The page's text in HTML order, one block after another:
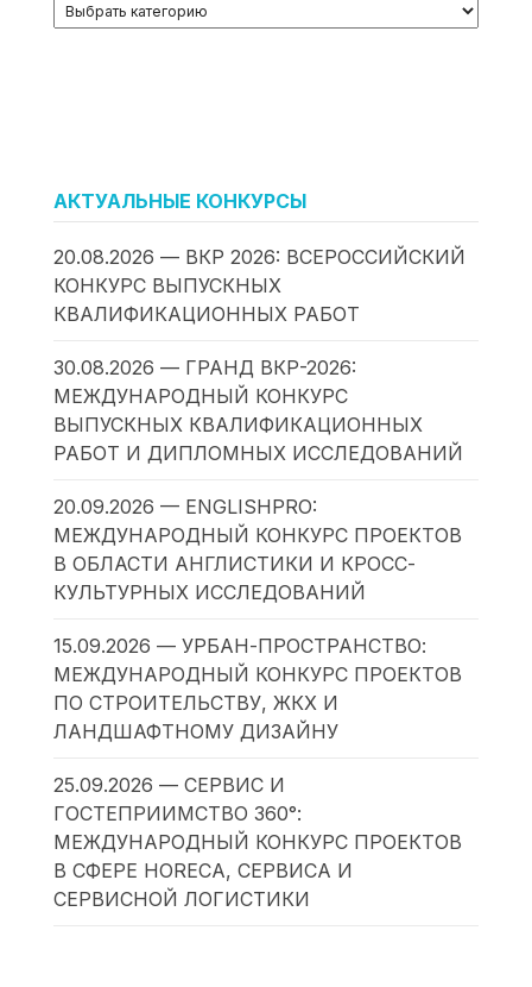
АКТУАЛЬНЫЕ КОНКУРСЫ
20.08.2026 — ВКР 2026: ВСЕРОССИЙСКИЙ
КОНКУРС ВЫПУСКНЫХ
КВАЛИФИКАЦИОННЫХ РАБОТ
30.08.2026 — ГРАНД ВКР-2026:
МЕЖДУНАРОДНЫЙ КОНКУРС
ВЫПУСКНЫХ КВАЛИФИКАЦИОННЫХ
РАБОТ И ДИПЛОМНЫХ ИССЛЕДОВАНИЙ
20.09.2026 — ENGLISHPRO:
МЕЖДУНАРОДНЫЙ КОНКУРС ПРОЕКТОВ
В ОБЛАСТИ АНГЛИСТИКИ И КРОСС-
КУЛЬТУРНЫХ ИССЛЕДОВАНИЙ
15.09.2026 — УРБАН-ПРОСТРАНСТВО:
МЕЖДУНАРОДНЫЙ КОНКУРС ПРОЕКТОВ
ПО СТРОИТЕЛЬСТВУ, ЖКХ И
ЛАНДШАФТНОМУ ДИЗАЙНУ
25.09.2026 — СЕРВИС И
ГОСТЕПРИИМСТВО 360°:
МЕЖДУНАРОДНЫЙ КОНКУРС ПРОЕКТОВ
В СФЕРЕ HORECA, СЕРВИСА И
СЕРВИСНОЙ ЛОГИСТИКИ